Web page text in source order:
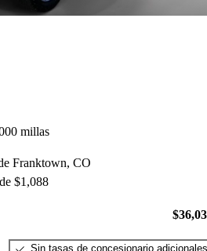
millas
Franktown, CO
$1,088
Sin tasas de concesionario adicionales